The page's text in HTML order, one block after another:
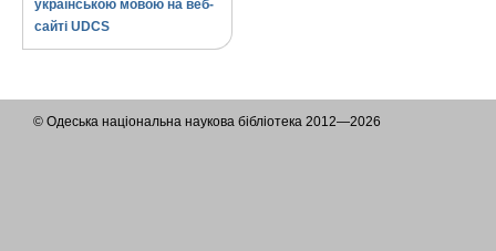
українською мовою на веб-
сайті UDCS
© Одеська національна наукова бібліотека 2012—2026